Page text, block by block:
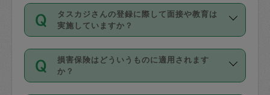
動計算で表示されます。
開始時間を２時間前後変更することが可
能です。依頼送信後、個別にタスカジさ
んにメッセージを送り調整してくださ
い。ただし、２時間を越えての調整はで
する前にタスカジさんのプロフィールで
確認してください。
基本的に、高所での作業や危険作業、屋
外での作業は対象外です。
主婦として長年の家事経験をお持ちの
方、栄養士・調理師といった資格者で保
育園や学校の給食やレストランで料理関
係の専門職に従事されていた方、日本で
すでにハウスキーパーや英語の先生とし
てお仕事をしているフィリピン出身の
タスカジさんの登録に際して面接や教育は
実施していますか？
応募の際に、各自事務局との面接と説明
を行っています。その後、身分証明書の
写真提出をしていただいています。外国
損害保険はどういうものに適用されます
か？